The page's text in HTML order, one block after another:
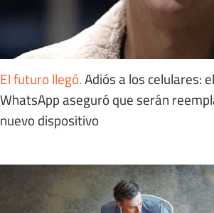
El futuro llegó.Adiós a los celulares:
WhatsApp aseguró que serán
nuevo dispositivo